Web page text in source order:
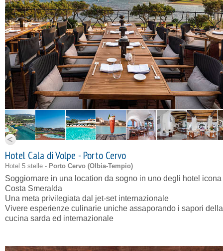
Hotel Cala di Volpe - Porto Cervo
Hotel 5 stelle - Porto Cervo (Olbia-Tempio)
Soggiornare in una location da sogno in uno degli hotel
Costa Smeralda
Una meta privilegiata dal jet-set internazionale
Vivere esperienze culinarie uniche assaporando i sapori della
cucina sarda ed internazionale